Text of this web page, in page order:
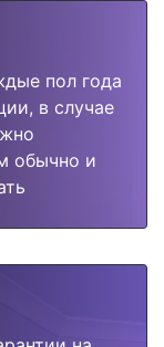
пол года
в случае
обычно и